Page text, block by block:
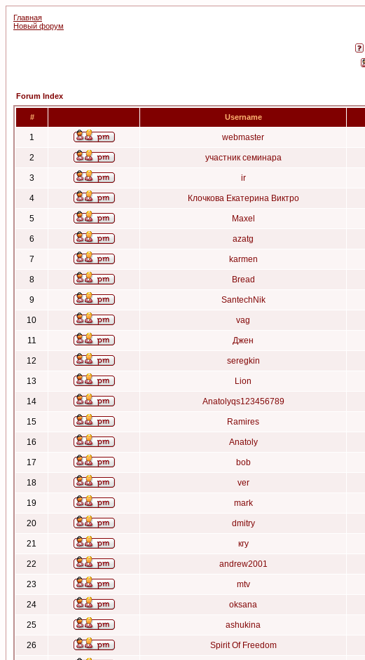
Главная
Новый форум
Forum Index
# Username
1 webmaster
2 участник семинара
3 ir
4 Клочкова Екатерина Виктро
5 Maxel
6 azatg
7 karmen
8 Bread
9 SantechNik
10 vag
11 Джен
12 seregkin
13 Lion
14 Anatolyqs123456789
15 Ramires
16 Anatoly
17 bob
18 ver
19 mark
20 dmitry
21 кгу
22 andrew2001
23 mtv
24 oksana
25 ashukina
26 Spirit Of Freedom